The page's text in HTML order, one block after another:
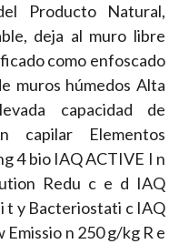
Producto Natural,
deja al muro libre
como enfoscado
muros húmedos Alta
capacidad de
capilar Elementos
4 bio IAQ ACTIVE I n
Redu c e d IAQ
t y Bacteriostati c IAQ
Emissio n 250 g/kg R e